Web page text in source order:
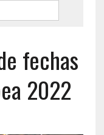
fechas
2022